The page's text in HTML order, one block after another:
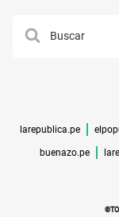
larepublica.pe
buenazo.pe